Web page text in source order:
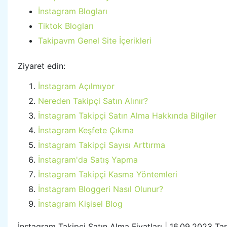
İnstagram Blogları
Tiktok Blogları
Takipavm Genel Site İçerikleri
Ziyaret edin:
İnstagram Açılmıyor
Nereden Takipçi Satın Alınır?
İnstagram Takipçi Satın Alma Hakkında Bilgiler
İnstagram Keşfete Çıkma
İnstagram Takipçi Sayısı Arttırma
İnstagram'da Satış Yapma
İnstagram Takipçi Kasma Yöntemleri
İnstagram Bloggeri Nasıl Olunur?
İnstagram Kişisel Blog